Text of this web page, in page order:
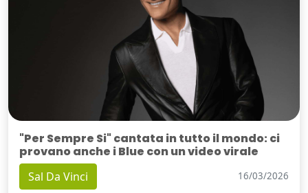
"Per Sempre Si" cantata in tutto il mondo: ci
provano anche i Blue con un video virale
Sal Da Vinci 16/03/2026